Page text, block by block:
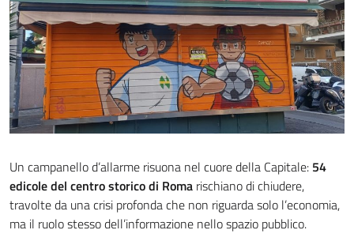
Un campanello d’allarme risuona nel cuore della Capitale: 54
edicole del centro storico di Roma rischiano di chiudere,
travolte da una crisi profonda che non riguarda solo l’economia,
ma il ruolo stesso dell’informazione nello spazio pubblico.